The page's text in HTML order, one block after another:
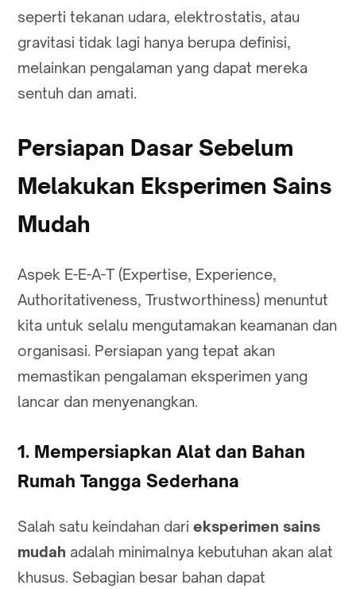
seperti tekanan udara, elektrostatis, atau
gravitasi tidak lagi hanya berupa definisi,
melainkan pengalaman yang dapat mereka
sentuh dan amati.
Persiapan Dasar Sebelum
Melakukan Eksperimen Sains
Mudah
Aspek E-E-A-T (Expertise, Experience,
Authoritativeness, Trustworthiness) menuntut
kita untuk selalu mengutamakan keamanan dan
organisasi. Persiapan yang tepat akan
memastikan pengalaman eksperimen yang
lancar dan menyenangkan.
1. Mempersiapkan Alat dan Bahan
Rumah Tangga Sederhana
Salah satu keindahan dari eksperimen sains
mudah adalah minimalnya kebutuhan akan alat
khusus. Sebagian besar bahan dapat